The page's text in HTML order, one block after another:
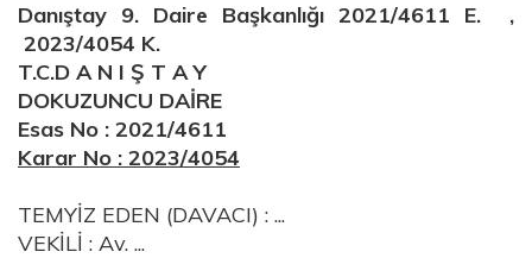
Danıştay 9. Daire Başkanlığı 2021/4611 E. ,
2023/4054 K.
T.C.D A N I Ş T A Y
DOKUZUNCU DAİRE
Esas No : 2021/4611
Karar No : 2023/4054
TEMYİZ EDEN (DAVACI) : ...
VEKİLİ : Av. ...